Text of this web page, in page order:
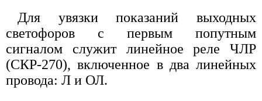
Для увязки показаний выходных
светофоров с первым попутным
сигналом служит линейное реле ЧЛР
(СКР-270), включенное в два линейных
провода: Л и ОЛ.